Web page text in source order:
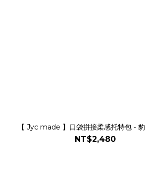
【 Jyc made 】口袋拼接柔感托特包 -
NT$2,480